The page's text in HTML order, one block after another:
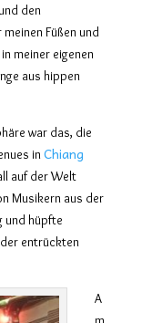
den
Füßen und
meiner eigenen
aus hippen
war das, die
in Chiang
auf der Welt
Musikern aus der
und hüpfte
entrückten
A